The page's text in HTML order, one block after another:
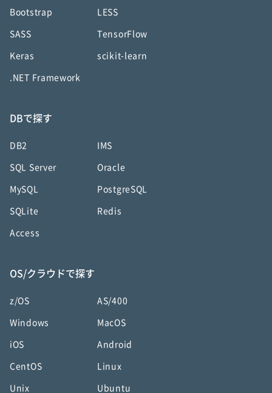
Bootstrap LESS
SASS TensorFlow
Keras scikit-learn
.NET Framework
DBで探す
DB2 IMS
SQL Server Oracle
MySQL PostgreSQL
SQLite Redis
Access
OS/クラウドで探す
z/OS AS/400
Windows MacOS
iOS Android
CentOS Linux
Unix Ubuntu